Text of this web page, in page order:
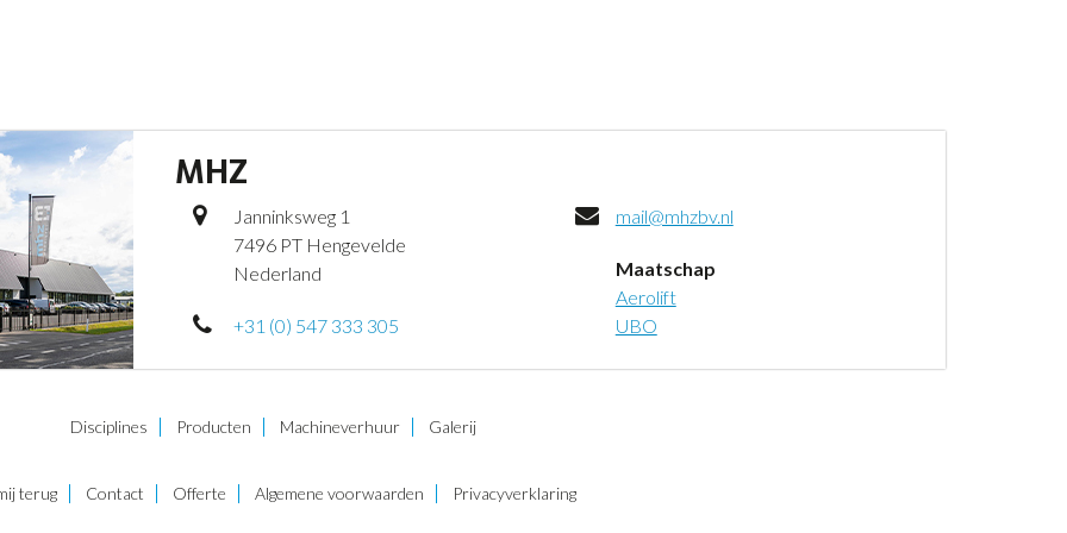
MHZ
Janninksweg 1
7496 PT Hengevelde
Nederland
+31 (0) 547 333 305
mail@mhzbv.nl
Maatschap
Aerolift
UBO
Disciplines Producten Machineverhuur Galerij
terug Contact Offerte Algemene voorwaarden Privacyverklaring